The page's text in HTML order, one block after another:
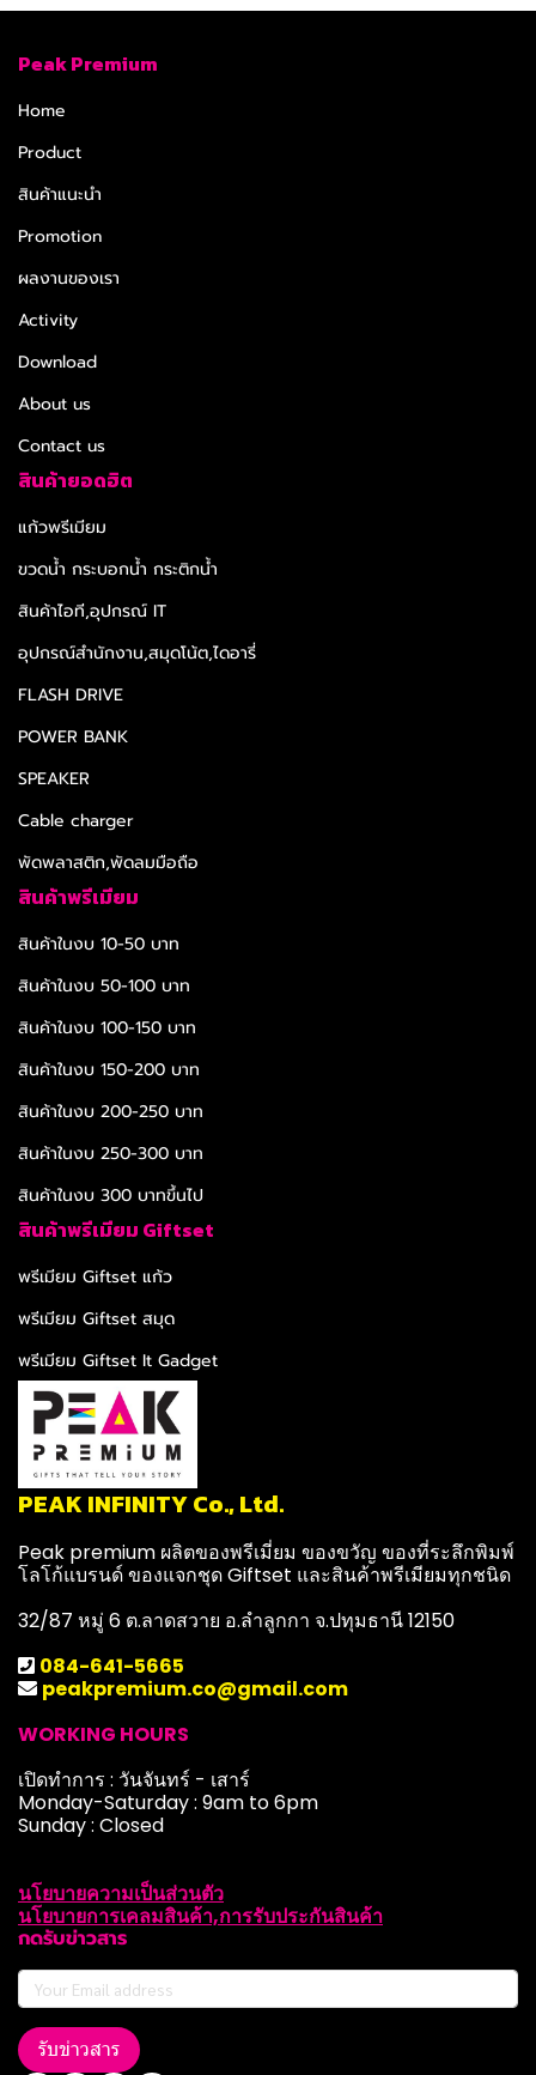
Peak Premium
Home
Product
สินค้าแนะนำ
Promotion
ผลงานของเรา
Activity
Download
About us
Contact us
สินค้ายอดฮิต
แก้วพรีเมียม
ขวดน้ำ กระบอกน้ำ กระติกน้ำ
สินค้าไอที,อุปกรณ์ IT
อุปกรณ์สำนักงาน,สมุดโน้ต,ไดอารี่
FLASH DRIVE
POWER BANK
SPEAKER
Cable charger
พัดพลาสติก,พัดลมมือถือ
สินค้าพรีเมียม
สินค้าในงบ 10-50 บาท
สินค้าในงบ 50-100 บาท
สินค้าในงบ 100-150 บาท
สินค้าในงบ 150-200 บาท
สินค้าในงบ 200-250 บาท
สินค้าในงบ 250-300 บาท
สินค้าในงบ 300 บาทขึ้นไป
สินค้าพรีเมียม Giftset
พรีเมียม Giftset แก้ว
พรีเมียม Giftset สมุด
พรีเมียม Giftset It Gadget
PEAK INFINITY Co., Ltd.
Peak premium ผลิตของพรีเมี่ยม ของขวัญ ของที่ระลึกพิมพ์
โลโก้แบรนด์ ของแจกชุด Giftset และสินค้าพรีเมียมทุกชนิด
32/87 หมู่ 6 ต.ลาดสวาย อ.ลำลูกกา จ.ปทุมธานี 12150
084-641-5665
peakpremium.co@gmail.com
WORKING HOURS
เปิดทำการ : วันจันทร์ - เสาร์
Monday-Saturday : 9am to 6pm
Sunday : Closed
นโยบายความเป็นส่วนตัว
นโยบายการเคลมสินค้า,การรับประกันสินค้า
กดรับข่าวสาร
รับข่าวสาร